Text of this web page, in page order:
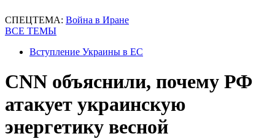
СПЕЦТЕМА: Война в Иране
ВСЕ ТЕМЫ
Вступление Украины в ЕС
CNN объяснили, почему РФ
атакует украинскую
энергетику весной